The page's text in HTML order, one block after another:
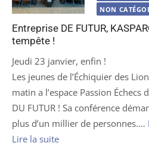
NON
Entreprise DE FUTUR,
tempête !
Jeudi 23 janvier, enfin !
Les jeunes de l’Échiquier des
matin a l’espace Passion Échecs
DU FUTUR ! Sa conférence
plus d’un millier de personnes.…
Lire la suite